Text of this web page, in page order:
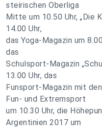
steirischen Oberliga
Mitte um 10.50 Uhr, „Die
14.00 Uhr,
das Yoga-Magazin um
das
Schulsport-Magazin
13.00 Uhr, das
Funsport-Magazin mit
Fun- und Extremsport
um 10.30 Uhr, die
Argentinien 2017 um